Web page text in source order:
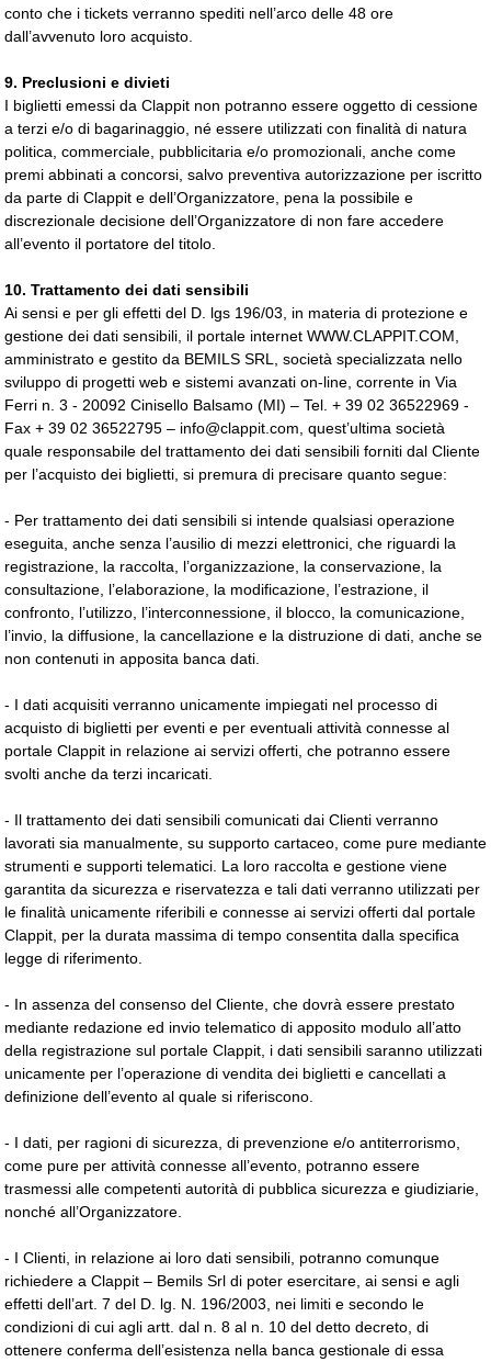
conto che i tickets verranno spediti nell’arco delle 48 ore
dall’avvenuto loro acquisto.
9. Preclusioni e divieti
I biglietti emessi da Clappit non potranno essere oggetto di cessione
a terzi e/o di bagarinaggio, né essere utilizzati con finalità di natura
politica, commerciale, pubblicitaria e/o promozionali, anche come
premi abbinati a concorsi, salvo preventiva autorizzazione per iscritto
da parte di Clappit e dell’Organizzatore, pena la possibile e
discrezionale decisione dell’Organizzatore di non fare accedere
all’evento il portatore del titolo.
10. Trattamento dei dati sensibili
Ai sensi e per gli effetti del D. lgs 196/03, in materia di protezione e
gestione dei dati sensibili, il portale internet WWW.CLAPPIT.COM,
amministrato e gestito da BEMILS SRL, società specializzata nello
sviluppo di progetti web e sistemi avanzati on-line, corrente in Via
Ferri n. 3 - 20092 Cinisello Balsamo (MI) – Tel. + 39 02 36522969 -
Fax + 39 02 36522795 – info@clappit.com, quest’ultima società
quale responsabile del trattamento dei dati sensibili forniti dal Cliente
per l’acquisto dei biglietti, si premura di precisare quanto segue:
- Per trattamento dei dati sensibili si intende qualsiasi operazione
eseguita, anche senza l’ausilio di mezzi elettronici, che riguardi la
registrazione, la raccolta, l’organizzazione, la conservazione, la
consultazione, l’elaborazione, la modificazione, l’estrazione, il
confronto, l’utilizzo, l’interconnessione, il blocco, la comunicazione,
l’invio, la diffusione, la cancellazione e la distruzione di dati, anche se
non contenuti in apposita banca dati.
- I dati acquisiti verranno unicamente impiegati nel processo di
acquisto di biglietti per eventi e per eventuali attività connesse al
portale Clappit in relazione ai servizi offerti, che potranno essere
svolti anche da terzi incaricati.
- Il trattamento dei dati sensibili comunicati dai Clienti verranno
lavorati sia manualmente, su supporto cartaceo, come pure mediante
strumenti e supporti telematici. La loro raccolta e gestione viene
garantita da sicurezza e riservatezza e tali dati verranno utilizzati per
le finalità unicamente riferibili e connesse ai servizi offerti dal portale
Clappit, per la durata massima di tempo consentita dalla specifica
legge di riferimento.
- In assenza del consenso del Cliente, che dovrà essere prestato
mediante redazione ed invio telematico di apposito modulo all’atto
della registrazione sul portale Clappit, i dati sensibili saranno utilizzati
unicamente per l’operazione di vendita dei biglietti e cancellati a
definizione dell’evento al quale si riferiscono.
- I dati, per ragioni di sicurezza, di prevenzione e/o antiterrorismo,
come pure per attività connesse all’evento, potranno essere
trasmessi alle competenti autorità di pubblica sicurezza e giudiziarie,
nonché all’Organizzatore.
- I Clienti, in relazione ai loro dati sensibili, potranno comunque
richiedere a Clappit – Bemils Srl di poter esercitare, ai sensi e agli
effetti dell’art. 7 del D. lg. N. 196/2003, nei limiti e secondo le
condizioni di cui agli artt. dal n. 8 al n. 10 del detto decreto, di
ottenere conferma dell’esistenza nella banca gestionale di essa